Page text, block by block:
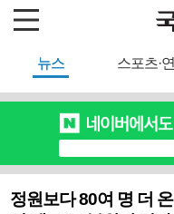
뉴스 스포츠·
정원보다 80여 명 더